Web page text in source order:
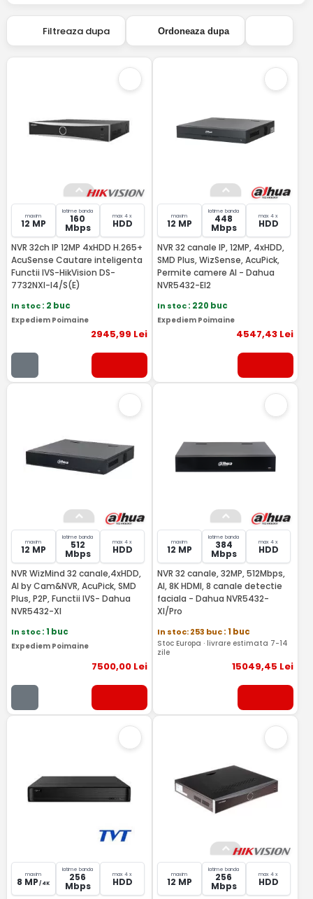
Filtreaza dupa Ordoneaza dupa
maxim
12 MP
latime banda
160
Mbps
max 4 x
HDD
NVR 32ch IP 12MP 4xHDD H.265+
AcuSense Cautare inteligenta
Functii IVS-HikVision DS-
7732NXI-I4/S(E)
In stoc: 2 buc
Expediem Poimaine
2945,99 Lei
maxim
12 MP
latime banda
448
Mbps
max 4 x
HDD
NVR 32 canale IP, 12MP, 4xHDD,
SMD Plus, WizSense, AcuPick,
Permite camere AI - Dahua
NVR5432-EI2
In stoc: 220 buc
Expediem Poimaine
4547,43 Lei
maxim
12 MP
latime banda
512
Mbps
max 4 x
HDD
NVR WizMind 32 canale,4xHDD,
AI by Cam&NVR, AcuPick, SMD
Plus, P2P, Functii IVS- Dahua
NVR5432-XI
In stoc: 1 buc
Expediem Poimaine
7500,00Lei
maxim
12 MP
latime banda
384
Mbps
max 4 x
HDD
NVR 32 canale, 32MP, 512Mbps,
AI, 8K HDMI, 8 canale detectie
faciala - Dahua NVR5432-
XI/Pro
In stoc: 253 buc: 1 buc
Stoc Europa · livrare estimata 7-14
zile
15049,45 Lei
maxim
8 MP / 4K
latime banda
256
Mbps
max 4 x
HDD
maxim
12 MP
latime banda
256
Mbps
max 4 x
HDD